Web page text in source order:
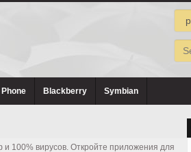
Blackberry Symbian
100% вирусов. Откройте приложения для